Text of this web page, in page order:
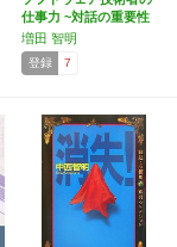
仕事力 ~対話の重要性
と…
増田 智明
登録 7